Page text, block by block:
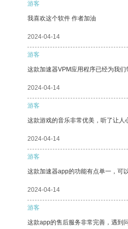
游客
我喜欢这个软件 作者加油
2024-04-14
游客
这款加速器VPM应用程序已经为我们
2024-04-14
游客
这款游戏的音乐非常优美，听了让人
2024-04-14
游客
这款加速器app的功能有点单一，可
2024-04-14
游客
这款app的售后服务非常完善，遇到